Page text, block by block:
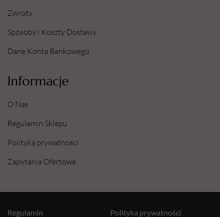
Zwroty
Sposoby i Koszty Dostawy
Dane Konta Bankowego
Informacje
O Nas
Regulamin Sklepu
Polityka prywatności
Zapytania Ofertowe
Polityka prywatności
Regulamin